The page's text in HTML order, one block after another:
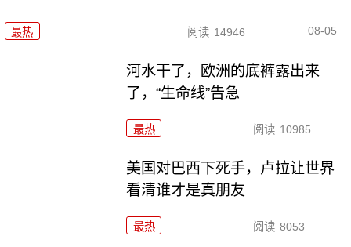
最热 阅读 14946 08-05
河水干了，欧洲的底裤露出来
了，“生命线”告急
最热 阅读 10985
美国对巴西下死手，卢拉让世界
看清谁才是真朋友
最热 阅读 8053